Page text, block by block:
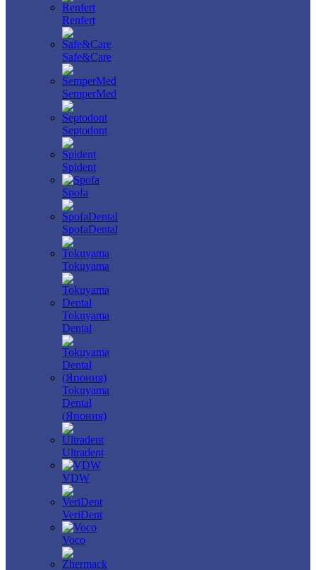
Renfert
Safe&Care
SemperMed
Septodont
Spident
Spofa
SpofaDental
Tokuyama
Tokuyama
Dental
Tokuyama
Dental
(Япония)
Ultradent
VDW
VeriDent
Voco